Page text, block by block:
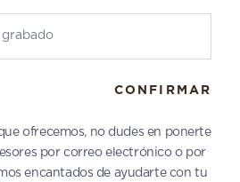
CONFIRMAR
ofrecemos, no dudes en ponerte
por correo electrónico o por
encantados de ayudarte con tu